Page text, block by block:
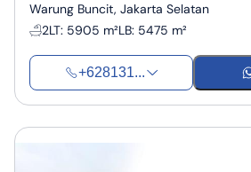
Warung Buncit, Jakarta Selatan
2LT: 5905 m²LB: 5475 m²
+628131...